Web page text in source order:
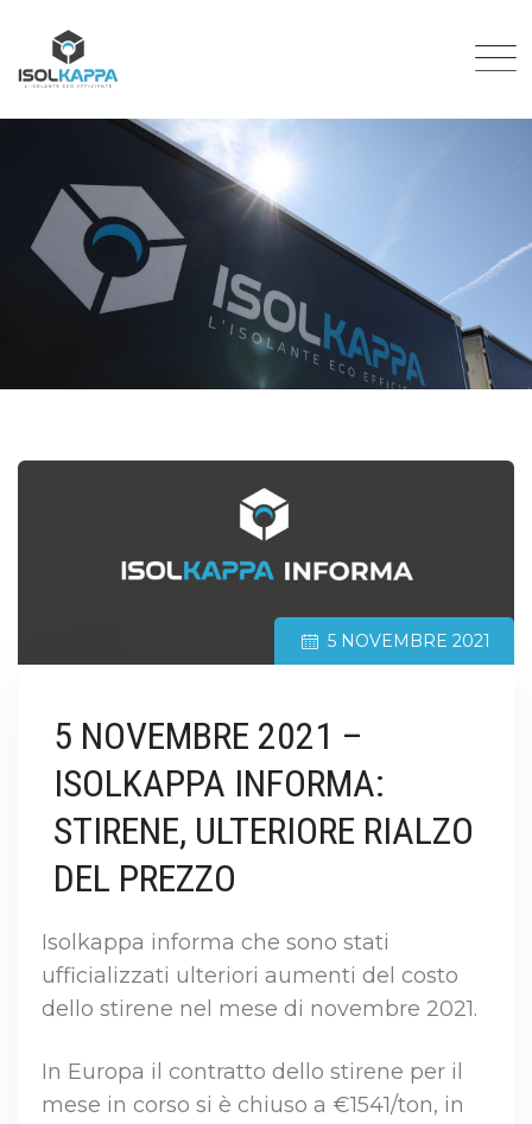
5 NOVEMBRE 2021
5 NOVEMBRE 2021 –
ISOLKAPPA INFORMA:
STIRENE, ULTERIORE RIALZO
DEL PREZZO
Isolkappa informa che sono stati
ufficializzati ulteriori aumenti del costo
dello stirene nel mese di novembre 2021.
In Europa il contratto dello stirene per il
mese in corso si è chiuso a €1541/ton, in